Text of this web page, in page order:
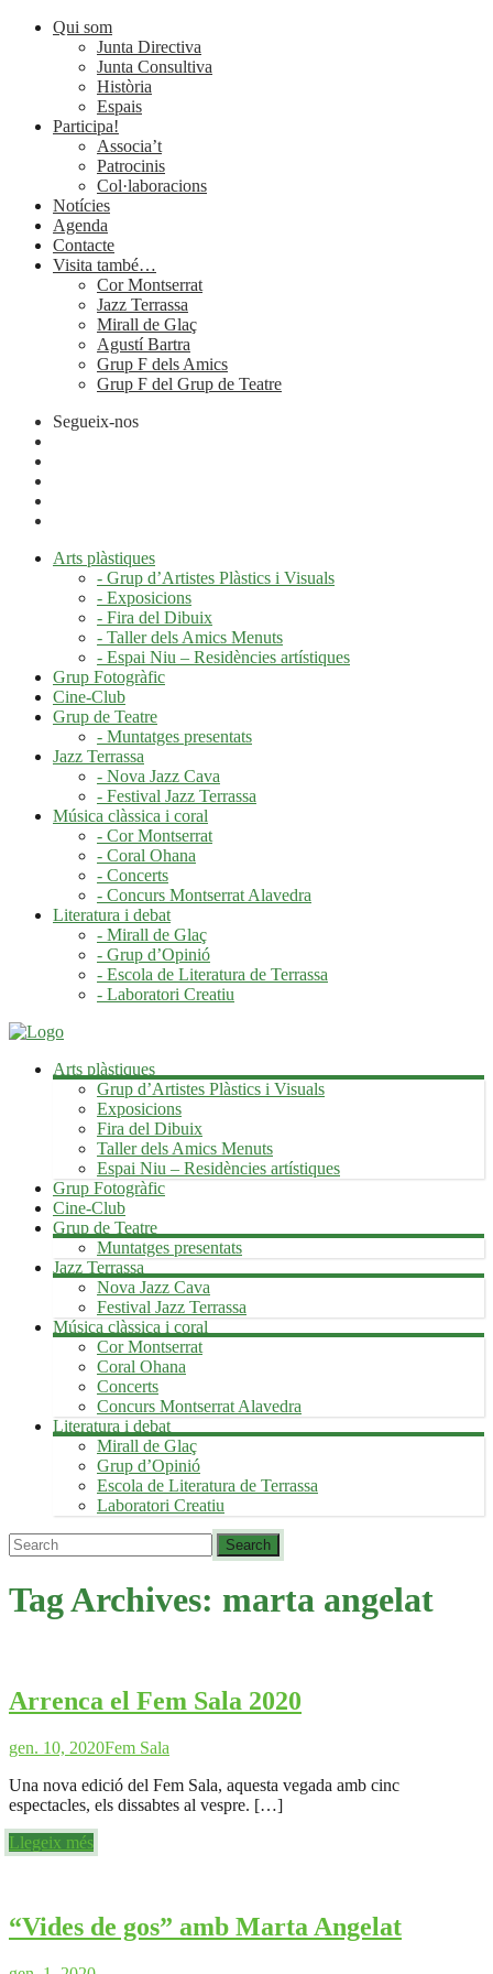
Qui som
Junta Directiva
Junta Consultiva
Història
Espais
Participa!
Associa’t
Patrocinis
Col·laboracions
Notícies
Agenda
Contacte
Visita també…
Cor Montserrat
Jazz Terrassa
Mirall de Glaç
Agustí Bartra
Grup F dels Amics
Grup F del Grup de Teatre
Segueix-nos
Arts plàstiques
- Grup d’Artistes Plàstics i Visuals
- Exposicions
- Fira del Dibuix
- Taller dels Amics Menuts
- Espai Niu – Residències artístiques
Grup Fotogràfic
Cine-Club
Grup de Teatre
- Muntatges presentats
Jazz Terrassa
- Nova Jazz Cava
- Festival Jazz Terrassa
Música clàssica i coral
- Cor Montserrat
- Coral Ohana
- Concerts
- Concurs Montserrat Alavedra
Literatura i debat
- Mirall de Glaç
- Grup d’Opinió
- Escola de Literatura de Terrassa
- Laboratori Creatiu
Arts plàstiques
Grup d’Artistes Plàstics i Visuals
Exposicions
Fira del Dibuix
Taller dels Amics Menuts
Espai Niu – Residències artístiques
Grup Fotogràfic
Cine-Club
Grup de Teatre
Muntatges presentats
Jazz Terrassa
Nova Jazz Cava
Festival Jazz Terrassa
Música clàssica i coral
Cor Montserrat
Coral Ohana
Concerts
Concurs Montserrat Alavedra
Literatura i debat
Mirall de Glaç
Grup d’Opinió
Escola de Literatura de Terrassa
Laboratori Creatiu
Tag Archives: marta angelat
Arrenca el Fem Sala 2020
gen. 10, 2020Fem Sala
Una nova edició del Fem Sala, aquesta vegada amb cinc
espectacles, els dissabtes al vespre. […]
Llegeix més
“Vides de gos” amb Marta Angelat